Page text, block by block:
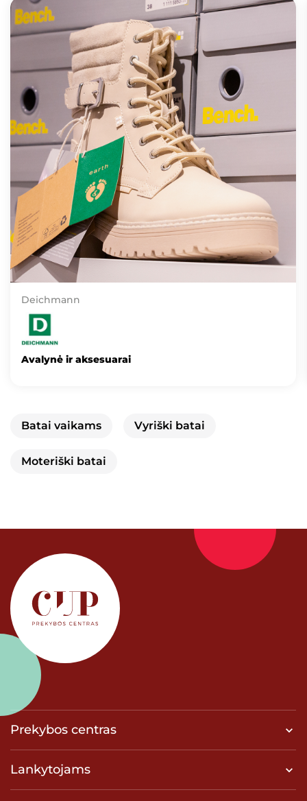
Deichmann
Avalynė ir aksesuarai
Batai vaikams Vyriški batai
Moteriški batai
Prekybos centras
Lankytojams